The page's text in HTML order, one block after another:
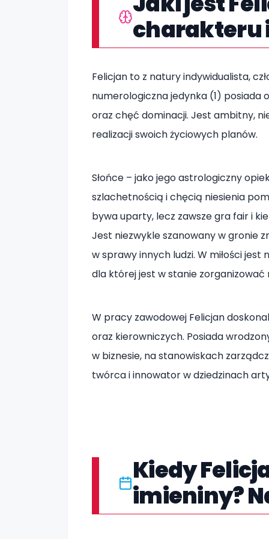
charakteru
Felicjan to z natury indywidualista,
numerologiczna jedynka (1) posiada
oraz chęć dominacji. Jest ambitny,
realizacji swoich życiowych planów.
Słońce – jako jego astrologiczny
szlachetnością i chęcią niesienia
bywa uparty, lecz zawsze gra fair i
Jest niezwykle szanowany w gronie
w sprawy innych ludzi. W miłości
dla której jest w stanie zorganizować
W pracy zawodowej Felicjan
oraz kierowniczych. Posiada
w biznesie, na stanowiskach
twórca i innowator w dziedzinach
Kiedy
imieniny?